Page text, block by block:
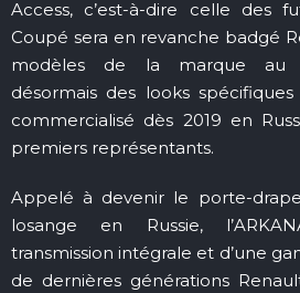
Access, c’est-à-dire celle des
Coupé sera en revanche badgé
modèles de la marque au
désormais des looks
commercialisé dès 2019 en
premiers représentants.
Appelé à devenir le porte-
losange en Russie,
transmission intégrale et d’une
de dernières générations